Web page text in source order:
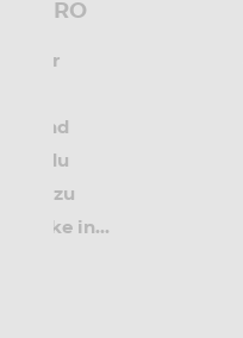
für
und
du
zu
Bike in...